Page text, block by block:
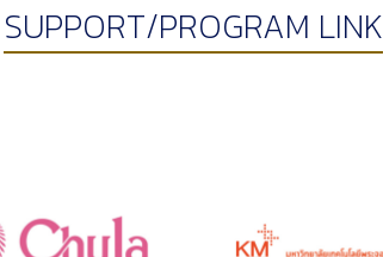
SUPPORT/PROGRAM LINK